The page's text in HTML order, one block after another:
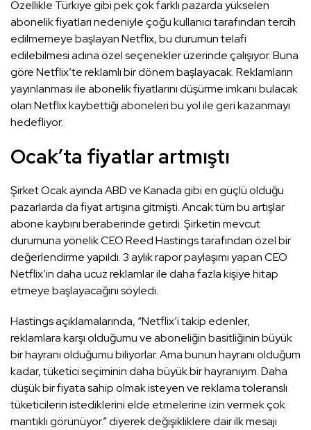
Özellikle Türkiye gibi pek çok farklı pazarda yükselen
abonelik fiyatları nedeniyle çoğu kullanıcı tarafından tercih
edilmemeye başlayan Netflix, bu durumun telafi
edilebilmesi adına özel seçenekler üzerinde çalışıyor. Buna
göre Netflix’te reklamlı bir dönem başlayacak. Reklamların
yayınlanması ile abonelik fiyatlarını düşürme imkanı bulacak
olan Netflix kaybettiği aboneleri bu yol ile geri kazanmayı
hedefliyor.
Ocak’ta fiyatlar artmıştı
Şirket Ocak ayında ABD ve Kanada gibi en güçlü olduğu
pazarlarda da fiyat artışına gitmişti. Ancak tüm bu artışlar
abone kaybını beraberinde getirdi. Şirketin mevcut
durumuna yönelik CEO Reed Hastings tarafından özel bir
değerlendirme yapıldı. 3 aylık rapor paylaşımı yapan CEO
Netflix’in daha ucuz reklamlar ile daha fazla kişiye hitap
etmeye başlayacağını söyledi.
Hastings açıklamalarında, “Netflix’i takip edenler,
reklamlara karşı olduğumu ve aboneliğin basitliğinin büyük
bir hayranı olduğumu biliyorlar. Ama bunun hayranı olduğum
kadar, tüketici seçiminin daha büyük bir hayranıyım. Daha
düşük bir fiyata sahip olmak isteyen ve reklama toleranslı
tüketicilerin istediklerini elde etmelerine izin vermek çok
mantıklı görünüyor.” diyerek değişikliklere dair ilk mesajı